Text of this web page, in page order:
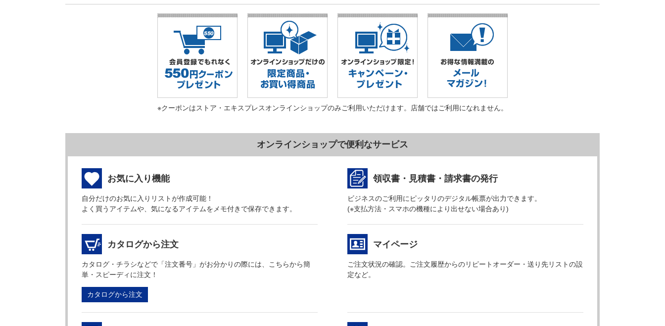
※クーポンはストア・エキスプレスオンラインショップのみご利用いただけます。店舗ではご利用になれません。
オンラインショップで便利なサービス
お気に入り機能
自分だけのお気に入りリストが作成可能！
よく買うアイテムや、気になるアイテムをメモ付きで保存できます。
領収書・見積書・請求書の発行
ビジネスのご利用にピッタリのデジタル帳票が出力できます。
(※支払方法・スマホの機種により出せない場合あり)
カタログから注文
カタログ・チラシなどで「注文番号」がお分かりの際には、こちらから簡
単・スピーディに注文！
カタログから注文
マイページ
ご注文状況の確認。ご注文履歴からのリピートオーダー・送り先リストの設
定など。